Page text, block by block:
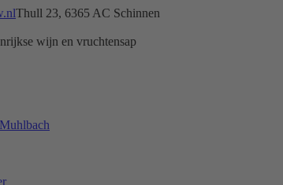
Thull 23, 6365 AC Schinnen
wijn en vruchtensap